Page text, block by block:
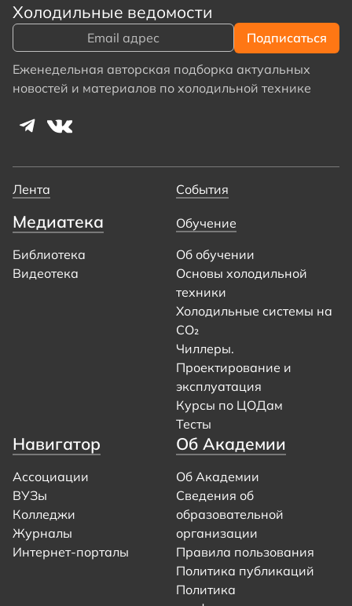
Холодильные ведомости
Еженедельная авторская подборка актуальных
новостей и материалов по холодильной технике
Лента События
Медиатека
Библиотека
Видеотека
Обучение
Об обучении
Основы холодильной
техники
Холодильные системы на
CO₂
Чиллеры.
Проектирование и
эксплуатация
Курсы по ЦОДам
Тесты
Навигатор
Ассоциации
ВУЗы
Колледжи
Журналы
Интернет-порталы
Об Академии
Об Академии
Сведения об
образовательной
организации
Правила пользования
Политика публикаций
Политика